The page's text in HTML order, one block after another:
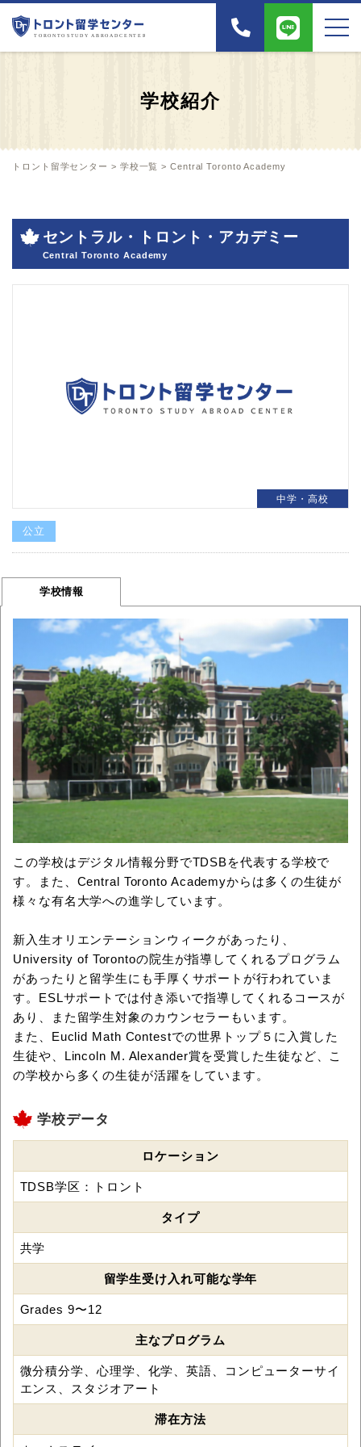
学校紹介
トロント留学センター > 学校一覧 >Central Toronto Academy
セントラル・トロント・アカデミー
Central Toronto Academy
中学・高校
公立
学校情報
この学校はデジタル情報分野でTDSBを代表する学校で
す。また、Central Toronto Academyからは多くの生徒が
様々な有名大学への進学しています。
新入生オリエンテーションウィークがあったり、
University of Torontoの院生が指導してくれるプログラム
があったりと留学生にも手厚くサポートが行われていま
す。ESLサポートでは付き添いで指導してくれるコースが
あり、また留学生対象のカウンセラーもいます。
また、Euclid Math Contestでの世界トップ５に入賞した
生徒や、Lincoln M. Alexander賞を受賞した生徒など、こ
の学校から多くの生徒が活躍をしています。
学校データ
ロケーション
TDSB学区：トロント
タイプ
共学
留学生受け入れ可能な学年
Grades 9〜12
主なプログラム
微分積分学、心理学、化学、英語、コンピューターサイ
エンス、スタジオアート
滞在方法